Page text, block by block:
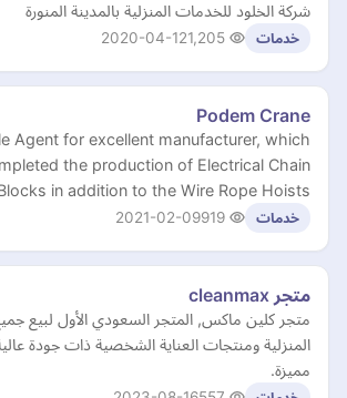
شركة الخلود للخدمات المنزلية بالمدينة المنورة
خدمات 2020-04-12
Podem Crane
Agent for excellent manufacturer, which
the production of Electrical Chain
in addition to the Wire Rope Hoists.
خدمات 2021-02-09
متجر cleanmax
متجر كلين ماكس, المتجر السعودي الأول لبيع
المنزلية ومنتجات العناية الشخصية ذات جودة
مميزة.